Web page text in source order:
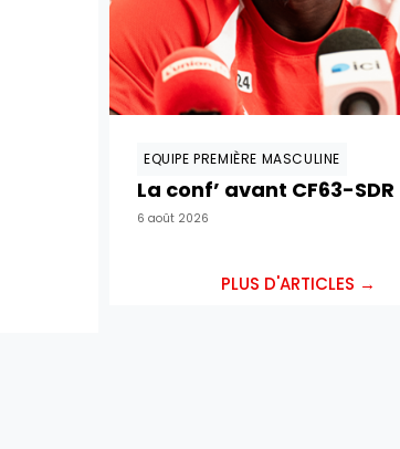
EQUIPE PREMIÈRE MASCULINE
La conf’ avant CF63-SDR
6 août 2026
PLUS D'ARTICLES →